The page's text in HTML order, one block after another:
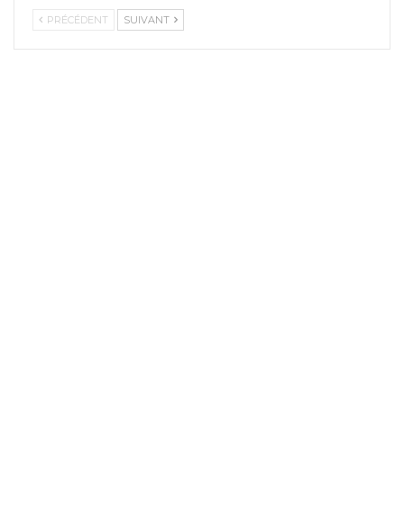
PRÉCÉDENT SUIVANT